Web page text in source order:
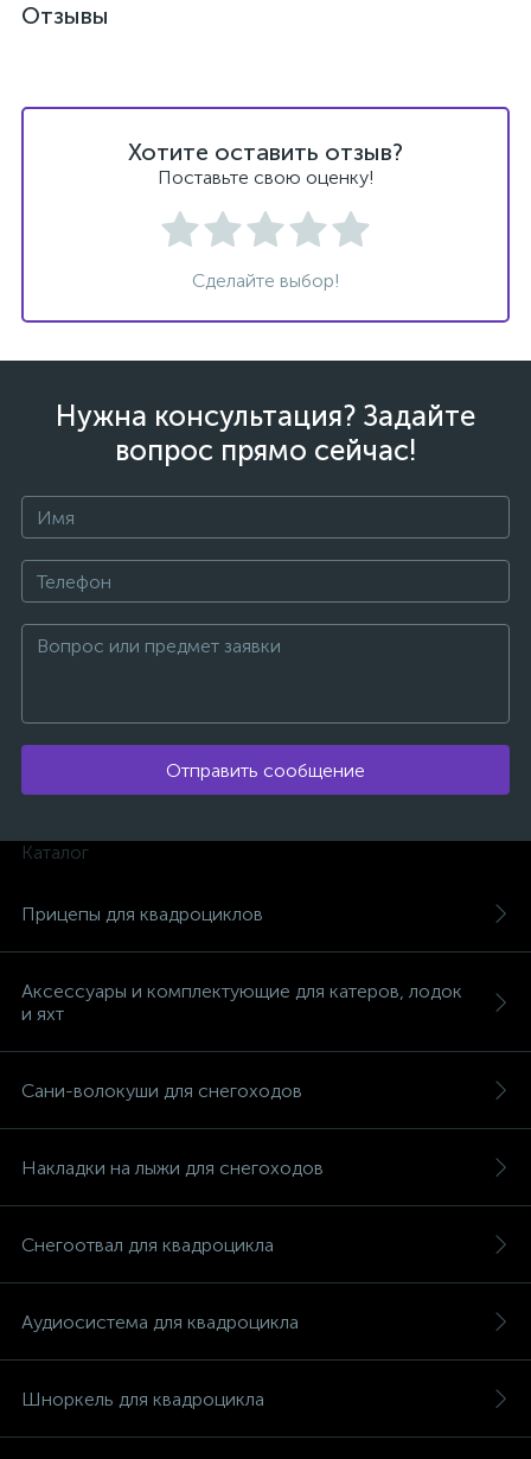
Отзывы
Хотите оставить отзыв?
Поставьте свою оценку!
Сделайте выбор!
Нужна консультация? Задайте
вопрос прямо сейчас!
Отправить сообщение
Каталог
Прицепы для квадроциклов
Аксессуары и комплектующие для катеров, лодок
и яхт
Сани-волокуши для снегоходов
Накладки на лыжи для снегоходов
Снегоотвал для квадроцикла
Аудиосистема для квадроцикла
Шноркель для квадроцикла